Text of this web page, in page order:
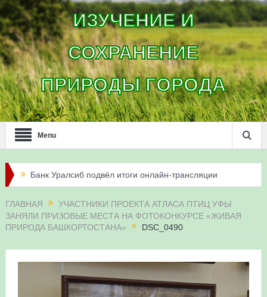
ИЗУЧЕНИЕ И
СОХРАНЕНИЕ
ПРИРОДЫ ГОРОДА
Menu
Банк Уралсиб подвёл итоги онлайн-трансляции
Итоги акции «Соловьиные вечера-2026» в
Три птенца сапсанов Уралсиба получили имена и
ГЛАВНАЯ
УЧАСТНИКИ ПРОЕКТА АТЛАСА ПТИЦ УФЫ
ЗАНЯЛИ ПРИЗОВЫЕ МЕСТА НА ФОТОКОНКУРСЕ «ЖИВАЯ
ПРИРОДА БАШКОРТОСТАНА»
DSC_0490